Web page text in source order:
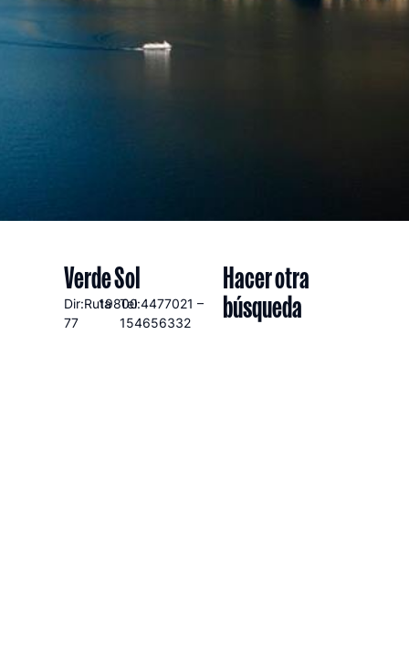
Verde Sol
Dir:Ruta
77
19800Tel:4477021 –
154656332
Hacer otra
búsqueda